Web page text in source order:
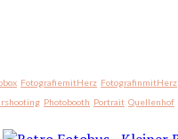
FotografiemitHerz FotografinmitHerz
Photobooth Portrait Quellenhof